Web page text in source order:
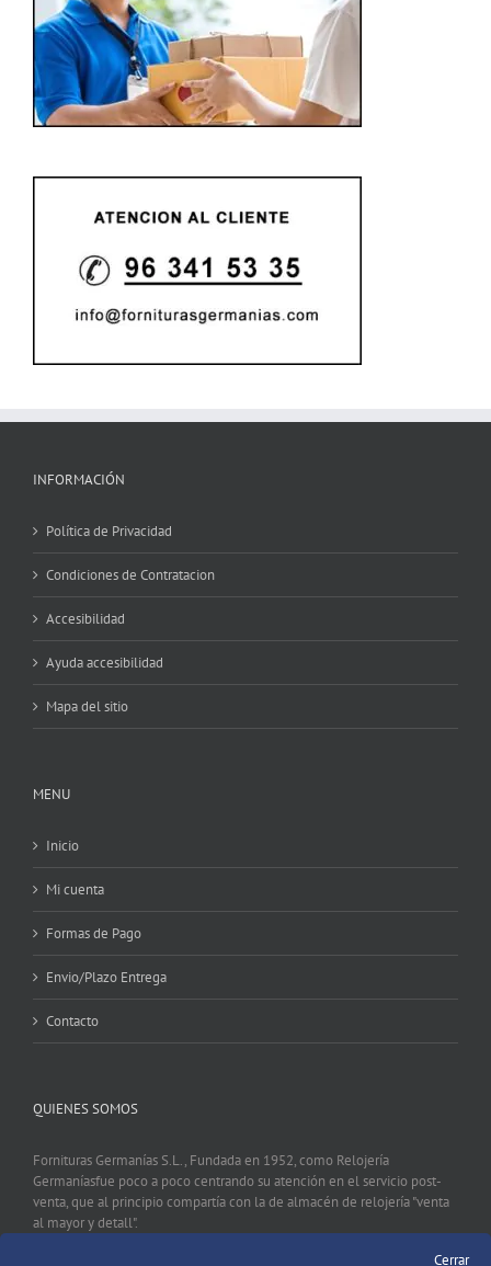
INFORMACIÓN
Política de Privacidad
Condiciones de Contratacion
Accesibilidad
Ayuda accesibilidad
Mapa del sitio
MENU
Inicio
Mi cuenta
Formas de Pago
Envio/Plazo Entrega
Contacto
QUIENES SOMOS
Fornituras Germanías S.L., Fundada en 1952, como Relojería
Germaníasfue poco a poco centrando su atención en el servicio post-
venta, que al principio compartía con la de almacén de relojería "venta
al mayor y detall".
Cerrar